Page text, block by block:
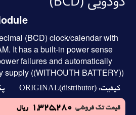
(BCD) clock/calendar with
It has a built-in power sense
failures and automatically
supply ((WITHOUTH BATTERY))
کیفیت: ORIGINAL(distributor)
قیمت تک فروشی 1,325,280 ریال